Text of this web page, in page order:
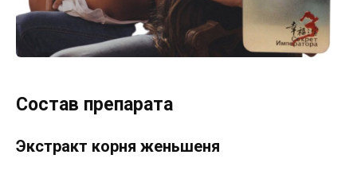
Состав препарата
Экстракт корня женьшеня